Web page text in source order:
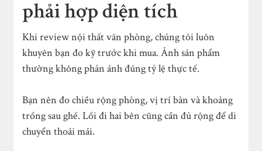
phải hợp diện tích
Khi review nội thất văn phòng, chúng tôi luôn
khuyên bạn đo kỹ trước khi mua. Ảnh sản phẩm
thường không phản ánh đúng tỷ lệ thực tế.
Bạn nên đo chiều rộng phòng, vị trí bàn và khoảng
trống sau ghế. Lối đi hai bên cũng cần đủ rộng để di
chuyển thoải mái.